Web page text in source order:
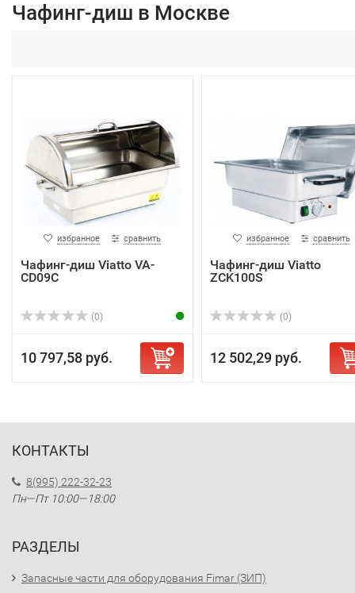
Чафинг-диш в Москве
избранное сравнить
Чафинг-диш Viatto VA-
CD09C
(0)
10 797,58 руб.
избранное сравнить
Чафинг-диш Viatto
ZCK100S
(0)
12 502,29 руб.
КОНТАКТЫ
8(995) 222-32-23
Пн—Пт 10:00—18:00
РАЗДЕЛЫ
Запасные части для оборудования Fimar (ЗИП)